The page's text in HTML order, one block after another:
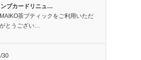
ンプカードリニュ…
茶ブティックをご利用いただ
とうござい…
30